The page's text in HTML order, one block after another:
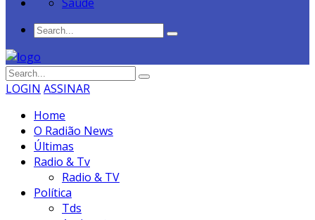
LOGIN ASSINAR
Home
O Radião News
Últimas
Radio & Tv
Radio & TV
Política
Tds